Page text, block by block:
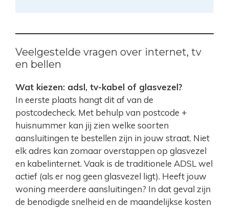
Veelgestelde vragen over internet, tv
en bellen
Wat kiezen: adsl, tv-kabel of glasvezel?
In eerste plaats hangt dit af van de
postcodecheck. Met behulp van postcode +
huisnummer kan jij zien welke soorten
aansluitingen te bestellen zijn in jouw straat. Niet
elk adres kan zomaar overstappen op glasvezel
en kabelinternet. Vaak is de traditionele ADSL wel
actief (als er nog geen glasvezel ligt). Heeft jouw
woning meerdere aansluitingen? In dat geval zijn
de benodigde snelheid en de maandelijkse kosten